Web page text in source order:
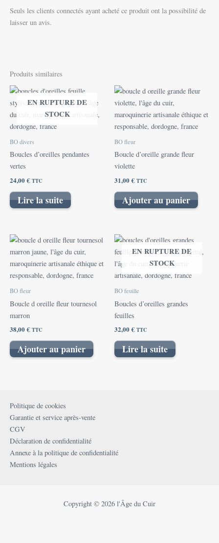
Seuls les clients connectés ayant acheté ce produit ont la possibilité de
laisser un avis.
Produits similaires
EN RUPTURE DE
STOCK
BO divers
Boucles d’oreilles pendantes
vertes
24,00€TTC
Lire la suite
BO fleur
Boucle d’oreille grande fleur
violette
31,00€TTC
Ajouter au panier
BO fleur
Boucle d oreille fleur tournesol
marron
38,00€TTC
Ajouter au panier
EN RUPTURE DE
STOCK
BO feuille
Boucles d’oreilles grandes
feuilles
32,00€TTC
Lire la suite
Politique de cookies
Garantie et service après-vente
CGV
Déclaration de confidentialité
Annexe à la politique de confidentialité
Mentions légales
Copyright © 2026 l'Âge du Cuir